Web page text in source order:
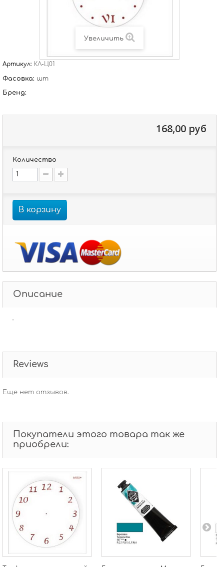
Увеличить
Артикул: КЛ-Ц01
Фасовка: шт
Бренд:
168,00 руб
Количество
В корзину
Описание
'
Reviews
Еще нет отзывов.
Покупатели этого товара так же
приобрели: